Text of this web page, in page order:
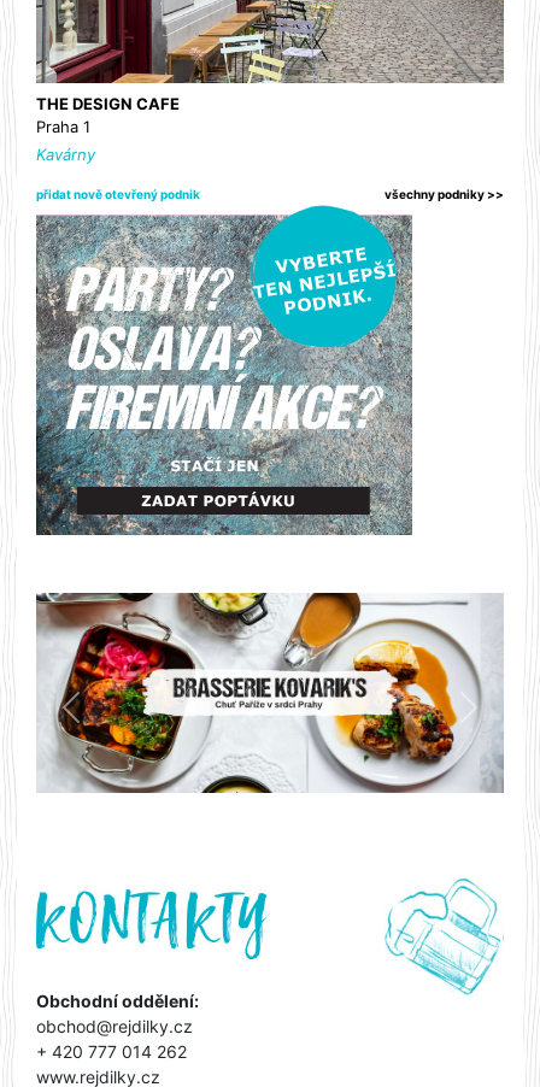
THE DESIGN CAFE
Praha 1
Kavárny
přidat nově otevřený podnik všechny podniky >>
Předchozí Další
Obchodní oddělení:
obchod@rejdilky.cz
+ 420 777 014 262
www.rejdilky.cz